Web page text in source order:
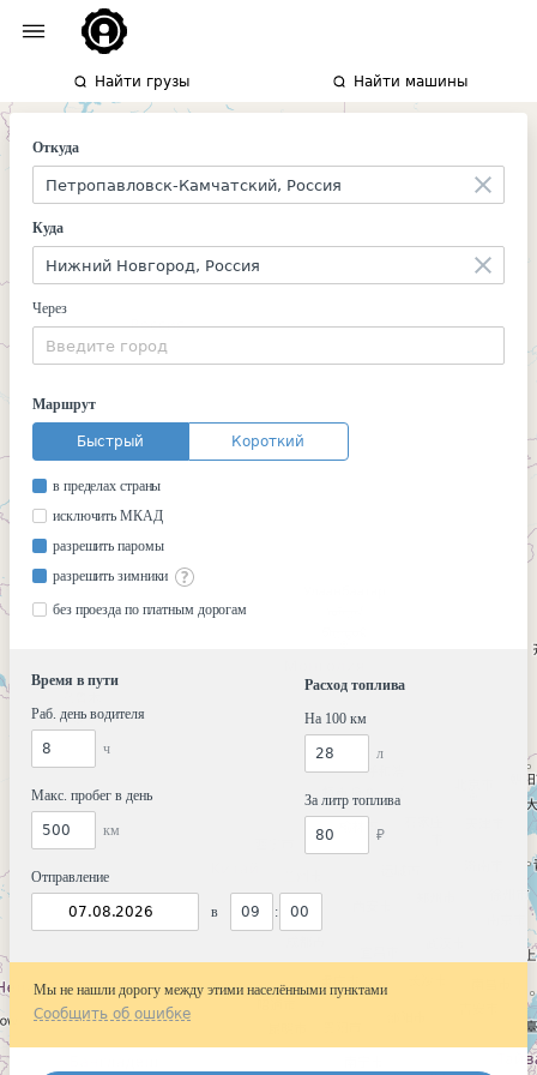
Найти грузы Найти машины
Откуда
Куда
Через
Маршрут
Быстрый Короткий
в пределах страны
исключить МКАД
разрешить паромы
разрешить зимники
без проезда по платным дорогам
Время в пути
Раб. день водителя
ч
Макс. пробег в день
км
Отправление
в :
Расход топлива
На 100 км
л
За литр топлива
₽
Мы не нашли дорогу между этими населёнными пунктами
Сообщить об ошибке